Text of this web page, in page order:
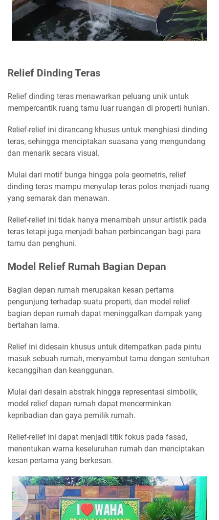
Relief Dinding Teras
Relief dinding teras menawarkan peluang unik untuk
mempercantik ruang tamu luar ruangan di properti hunian.
Relief-relief ini dirancang khusus untuk menghiasi dinding
teras, sehingga menciptakan suasana yang mengundang
dan menarik secara visual.
Mulai dari motif bunga hingga pola geometris, relief
dinding teras mampu menyulap teras polos menjadi ruang
yang semarak dan menawan.
Relief-relief ini tidak hanya menambah unsur artistik pada
teras tetapi juga menjadi bahan perbincangan bagi para
tamu dan penghuni.
Model Relief Rumah Bagian Depan
Bagian depan rumah merupakan kesan pertama
pengunjung terhadap suatu properti, dan model relief
bagian depan rumah dapat meninggalkan dampak yang
bertahan lama.
Relief ini didesain khusus untuk ditempatkan pada pintu
masuk sebuah rumah, menyambut tamu dengan sentuhan
kecanggihan dan keanggunan.
Mulai dari desain abstrak hingga representasi simbolik,
model relief depan rumah dapat mencerminkan
kepribadian dan gaya pemilik rumah.
Relief-relief ini dapat menjadi titik fokus pada fasad,
menentukan warna keseluruhan rumah dan menciptakan
kesan pertama yang berkesan.